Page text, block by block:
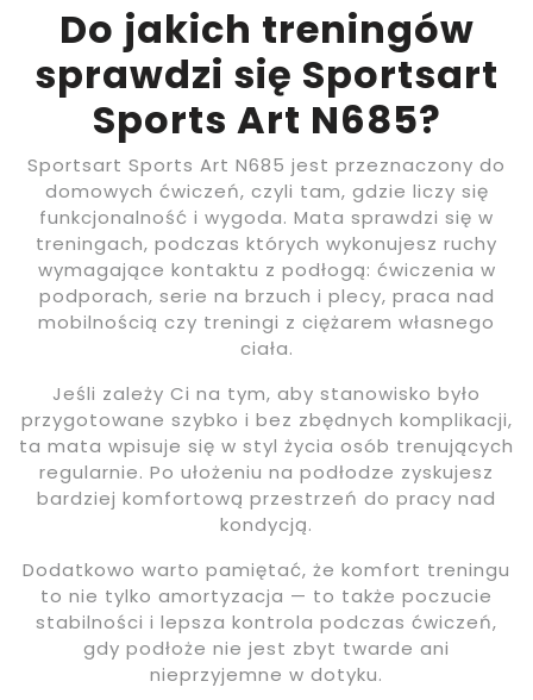
Do jakich treningów
sprawdzi się Sportsart
Sports Art N685?
Sportsart Sports Art N685 jest przeznaczony do
domowych ćwiczeń, czyli tam, gdzie liczy się
funkcjonalność i wygoda. Mata sprawdzi się w
treningach, podczas których wykonujesz ruchy
wymagające kontaktu z podłogą: ćwiczenia w
podporach, serie na brzuch i plecy, praca nad
mobilnością czy treningi z ciężarem własnego
ciała.
Jeśli zależy Ci na tym, aby stanowisko było
przygotowane szybko i bez zbędnych komplikacji,
ta mata wpisuje się w styl życia osób trenujących
regularnie. Po ułożeniu na podłodze zyskujesz
bardziej komfortową przestrzeń do pracy nad
kondycją.
Dodatkowo warto pamiętać, że komfort treningu
to nie tylko amortyzacja — to także poczucie
stabilności i lepsza kontrola podczas ćwiczeń,
gdy podłoże nie jest zbyt twarde ani
nieprzyjemne w dotyku.